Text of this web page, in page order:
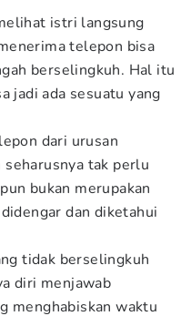
istri langsung
telepon bisa
berselingkuh. Hal itu
jadi ada sesuatu yang
dari urusan
tak perlu
bukan merupakan
dan diketahui
tidak berselingkuh
diri menjawab
menghabiskan waktu